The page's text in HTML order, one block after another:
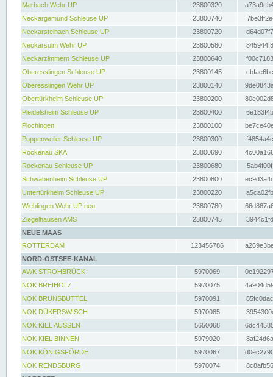
Marbach Wehr UP
23800320
Neckargemünd Schleuse UP
23800740
Neckarsteinach Schleuse UP
23800720
Neckarsulm Wehr UP
23800580
Neckarzimmern Schleuse UP
23800640
Oberesslingen Schleuse UP
23800145
Oberesslingen Wehr UP
23800140
Obertürkheim Schleuse UP
23800200
Pleidelsheim Schleuse UP
23800400
Plochingen
23800100
Poppenweiler Schleuse UP
23800300
Rockenau SKA
23800690
Rockenau Schleuse UP
23800680
Schwabenheim Schleuse UP
23800800
Untertürkheim Schleuse UP
23800220
Wieblingen Wehr UP neu
23800780
Ziegelhausen AMS
23800745
NEUE MAAS
ROTTERDAM
123456786
NORD-OSTSEE-KANAL
AWK STROHBRÜCK
5970069
NOK BREIHOLZ
5970075
NOK BRUNSBÜTTEL
5970091
NOK DÜKERSWISCH
5970085
NOK KIEL AUSSEN
5650068
NOK KIEL BINNEN
5979020
NOK KÖNIGSFÖRDE
5970067
NOK RENDSBURG
5970074